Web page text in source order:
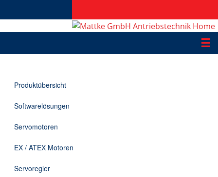
☰
Applikationen
Informationen
Downloads
Kontakt
Produktübersicht
Softwarelösungen
Servomotoren
EX / ATEX Motoren
Servoregler